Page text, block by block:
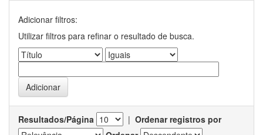
Adicionar filtros:
Utilizar filtros para refinar o resultado de busca.
Resultados/Página | Ordenar registros por